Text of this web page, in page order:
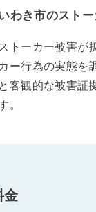
わき市のスト
ストーカー被害が
カー行為の実態を
と客観的な被害証
。
金